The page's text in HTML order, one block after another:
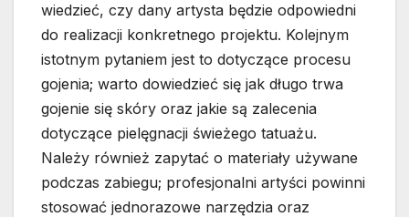
wiedzieć, czy dany artysta będzie odpowiedni
do realizacji konkretnego projektu. Kolejnym
istotnym pytaniem jest to dotyczące procesu
gojenia; warto dowiedzieć się jak długo trwa
gojenie się skóry oraz jakie są zalecenia
dotyczące pielęgnacji świeżego tatuażu.
Należy również zapytać o materiały używane
podczas zabiegu; profesjonalni artyści powinni
stosować jednorazowe narzędzia oraz